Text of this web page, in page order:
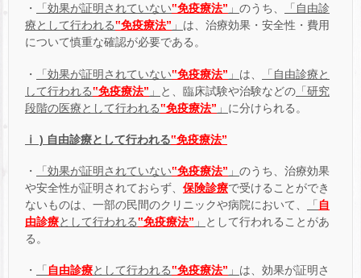
・ 「効果が証明されていない‟免疫療法” 」 のうち、
「自由診
療として行われる‟免疫療法” 」 は、治療効果・安全性・費用
について慎重な確認が必要である。
・ 「効果が証明されていない‟免疫療法” 」 は、
「自由診療と
して行われる‟免疫療法” 」 と、臨床試験や治験などの 「研究
段階の医療として行われる‟免疫療法” 」 に分けられる。
ⅰ ) 自由診療として行われる‟免疫療法”
・ 「効果が証明されていない‟免疫療法” 」 のうち、治療効果
や安全性が証明されておらず、 保険診療で受けることができ
ないものは、一部の民間のクリニックや病院において、
「 自
由診療として行われる‟免疫療法” 」
として行われることがあ
る。
・ 「 自由診療として行われる‟免疫療法” 」 は、効果が証明さ